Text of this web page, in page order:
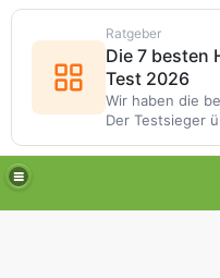
Ratgeber
Die 7 besten
Test 2026
Wir haben die
Der Testsieger